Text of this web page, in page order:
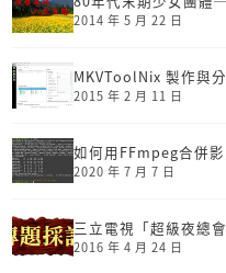
2014 年 5 月 22 日
MKVToolNix 製作與
2015 年 2 月 11 日
如何用FFmpeg合併
2020 年 7 月 7 日
三立電視「超級夜總
2016 年 4 月 24 日